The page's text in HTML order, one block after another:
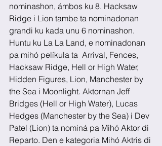
nominashon, ámbos ku 8. Hacksaw
Ridge i Lion tambe ta nominadonan
grandi ku kada unu 6 nominashon.
Huntu ku La La Land, e nominadonan
pa mihó pelíkula ta  Arrival, Fences,
Hacksaw Ridge, Hell or High Water,
Hidden Figures, Lion, Manchester by
the Sea i Moonlight. Aktornan Jeff
Bridges (Hell or High Water), Lucas
Hedges (Manchester by the Sea) i Dev
Patel (Lion) ta nominá pa Mihó Aktor di
Reparto. Den e kategoria Mihó Aktris di